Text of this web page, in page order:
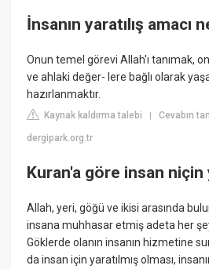
İnsanın yaratılış amacı
Onun temel görevi Allah'ı tanımak,
ve ahlaki değer- lere bağlı olarak
hazırlanmaktır.
Kaynak kaldırma talebi |Cevabın
dergipark.org.tr
Kuran'a göre insan niçin
Allah, yeri, göğü ve ikisi arasında
insana muhhasar etmiş adeta her
Göklerde olanın insanın hizmetine
da insan için yaratılmış olması,